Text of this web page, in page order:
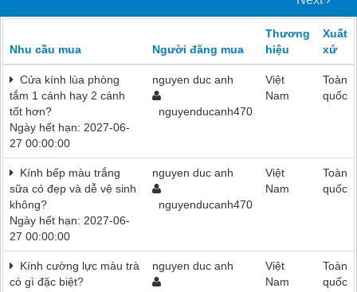
Nhu cầu mua Người đăng mua
Thương
hiệu
Xuất
xứ
Cửa kính lùa phòng
tắm 1 cánh hay 2 cánh
tốt hơn?
Ngày hết hạn: 2027-06-
27 00:00:00
nguyen duc anh
nguyenducanh470
Việt
Nam
Toàn
quốc
Kính bếp màu trắng
sữa có đẹp và dễ vệ sinh
không?
Ngày hết hạn: 2027-06-
27 00:00:00
nguyen duc anh
nguyenducanh470
Việt
Nam
Toàn
quốc
Kính cường lực màu trà
có gì đặc biệt?
nguyen duc anh
Việt
Nam
Toàn
quốc